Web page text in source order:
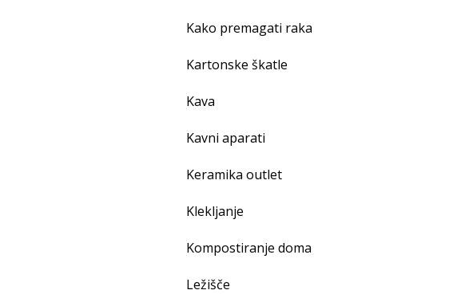
Kako premagati raka
Kartonske škatle
Kava
Kavni aparati
Keramika outlet
Klekljanje
Kompostiranje doma
Ležišče